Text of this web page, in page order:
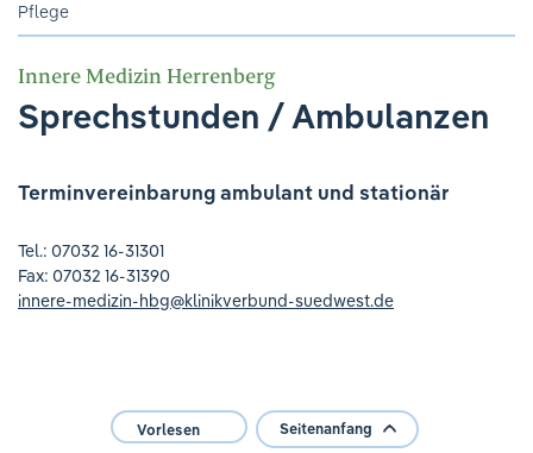
Pflege
Innere Medizin Herrenberg
Sprechstunden / Ambulanzen
Terminvereinbarung ambulant und stationär
Tel.: 07032 16-31301
Fax: 07032 16-31390
innere-medizin-hbg@klinikverbund-suedwest.de
Vorlesen Seitenanfang